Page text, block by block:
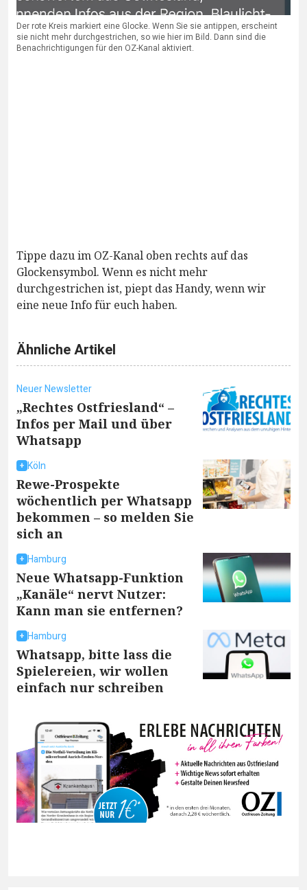
Der rote Kreis markiert eine Glocke. Wenn Sie sie antippen, erscheint
sie nicht mehr durchgestrichen, so wie hier im Bild. Dann sind die
Benachrichtigungen für den OZ-Kanal aktiviert.
Tippe dazu im OZ-Kanal oben rechts auf das
Glockensymbol. Wenn es nicht mehr
durchgestrichen ist, piept das Handy, wenn wir
eine neue Info für euch haben.
Ähnliche Artikel
Neuer Newsletter
„Rechtes Ostfriesland“ –
Infos per Mail und über
Whatsapp
Köln
Rewe-Prospekte
wöchentlich per Whatsapp
bekommen – so melden Sie
sich an
Hamburg
Neue Whatsapp-Funktion
„Kanäle“ nervt Nutzer:
Kann man sie entfernen?
Hamburg
Whatsapp, bitte lass die
Spielereien, wir wollen
einfach nur schreiben